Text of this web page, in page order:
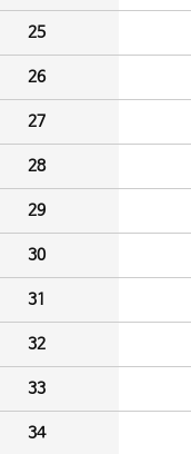
25
26
27
28
29
30
31
32
33
34